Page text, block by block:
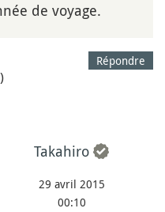
de voyage.
Répondre
Takahiro
29 avril 2015
00:10